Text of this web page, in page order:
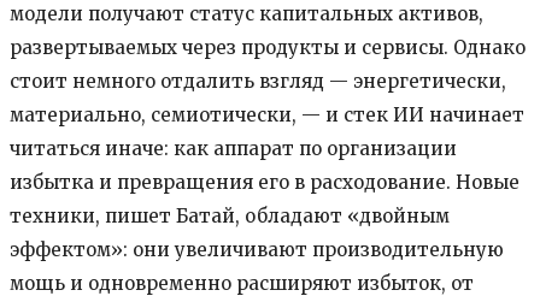
модели получают статус капитальных активов,
развертываемых через продукты и сервисы. Однако
стоит немного отдалить взгляд — энергетически,
материально, семиотически, — и стек ИИ начинает
читаться иначе: как аппарат по организации
избытка и превращения его в расходование. Новые
техники, пишет Батай, обладают «двойным
эффектом»: они увеличивают производительную
мощь и одновременно расширяют избыток, от